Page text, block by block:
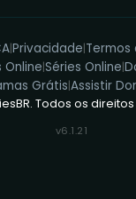
|Privacidade|Termos
Online|Séries Online|
Grátis|Assistir
Todos os
v6.1.21